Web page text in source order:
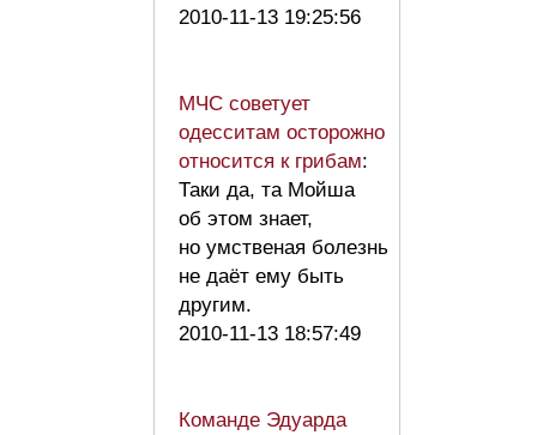
2010-11-13 19:25:56
МЧС советует
одесситам осторожно
относится к грибам:
Таки да, та Мойша
об этом знает,
но умственая болезнь
не даёт ему быть
другим.
2010-11-13 18:57:49
Команде Эдуарда